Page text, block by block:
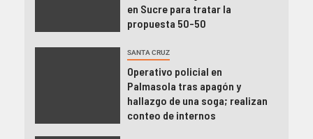
en Sucre para tratar la
propuesta 50-50
SANTA CRUZ
Operativo policial en
Palmasola tras apagón y
hallazgo de una soga; realizan
conteo de internos